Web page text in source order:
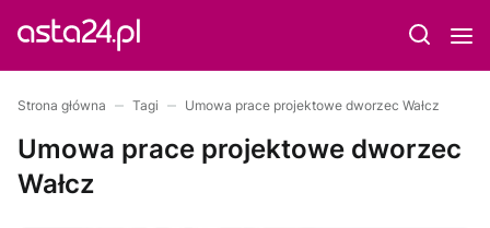
Strona główna Tagi Umowa prace projektowe dworzec Wałcz
Umowa prace projektowe dworzec
Wałcz